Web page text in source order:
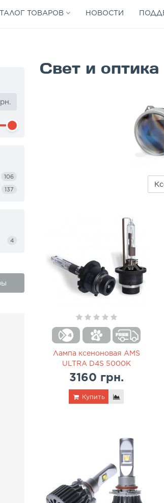
ТОВАРОВ НОВОСТИ
106
137
4
Свет и оптика
Лампа ксеноновая AMS
ULTRA D4S 5000K
3160 грн.
Купить